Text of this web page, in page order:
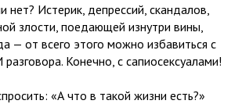
нет? Истерик, депрессий, скандалов,
злости, поедающей изнутри вины,
— от всего этого можно избавиться с
Конечно, с сапиосексуалами!
«А что в такой жизни есть?»